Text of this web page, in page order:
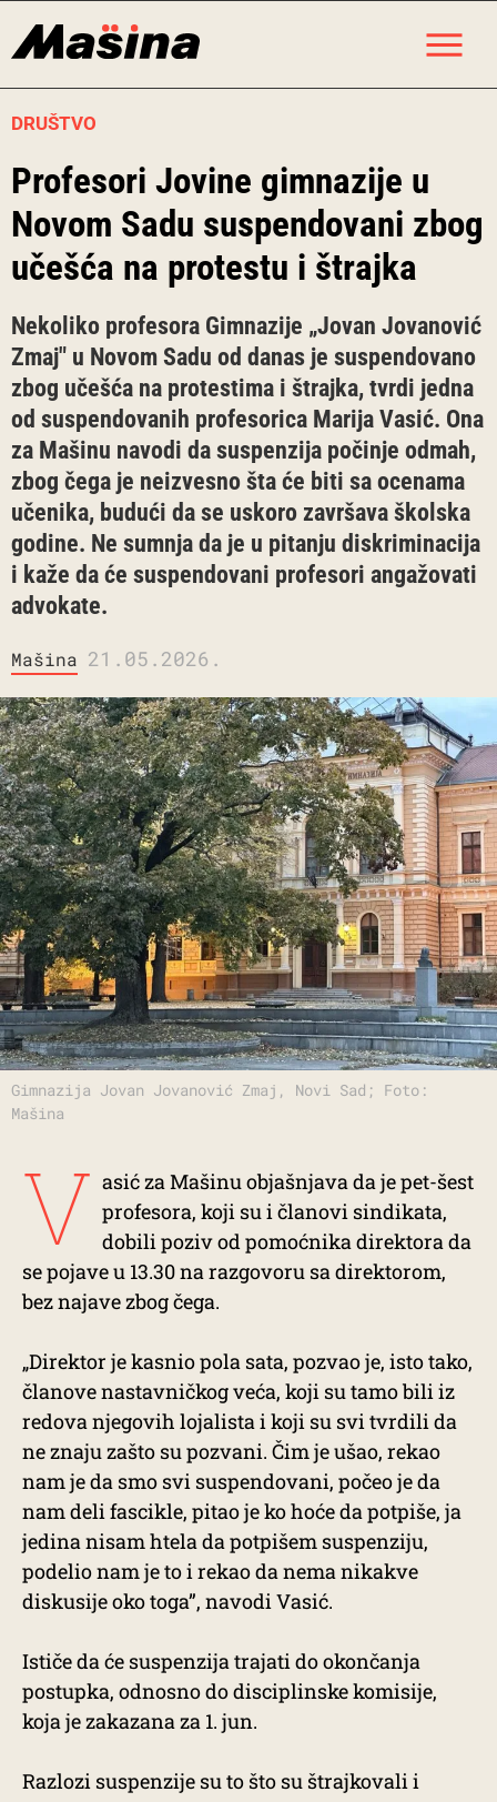
DRUŠTVO
Profesori Jovine gimnazije u
Novom Sadu suspendovani zbog
učešća na protestu i štrajka
Nekoliko profesora Gimnazije „Jovan Jovanović
Zmaj" u Novom Sadu od danas je suspendovano
zbog učešća na protestima i štrajka, tvrdi jedna
od suspendovanih profesorica Marija Vasić. Ona
za Mašinu navodi da suspenzija počinje odmah,
zbog čega je neizvesno šta će biti sa ocenama
učenika, budući da se uskoro završava školska
godine. Ne sumnja da je u pitanju diskriminacija
i kaže da će suspendovani profesori angažovati
advokate.
Mašina 21.05.2026.
Gimnazija Jovan Jovanović Zmaj, Novi Sad; Foto:
Mašina
V asić za Mašinu objašnjava da je pet-šest
profesora, koji su i članovi sindikata,
dobili poziv od pomoćnika direktora da
se pojave u 13.30 na razgovoru sa direktorom,
bez najave zbog čega.
„Direktor je kasnio pola sata, pozvao je, isto tako,
članove nastavničkog veća, koji su tamo bili iz
redova njegovih lojalista i koji su svi tvrdili da
ne znaju zašto su pozvani. Čim je ušao, rekao
nam je da smo svi suspendovani, počeo je da
nam deli fascikle, pitao je ko hoće da potpiše, ja
jedina nisam htela da potpišem suspenziju,
podelio nam je to i rekao da nema nikakve
diskusije oko toga”, navodi Vasić.
Ističe da će suspenzija trajati do okončanja
postupka, odnosno do disciplinske komisije,
koja je zakazana za 1. jun.
Razlozi suspenzije su to što su štrajkovali i